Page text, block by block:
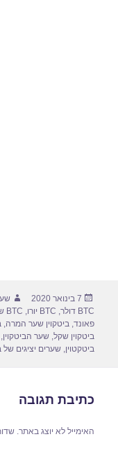
פורסם
בתאריך
7 בינואר 2020
BTC דולר
, BTC יורו , BTC שקל
פאונד,ביטקוין שער המרה,
ביטקוין שקל,שער הביטקוין
ביטקטוין,שערים יציגים של
כתיבת תגובה
האימייל לא יוצג באתר.